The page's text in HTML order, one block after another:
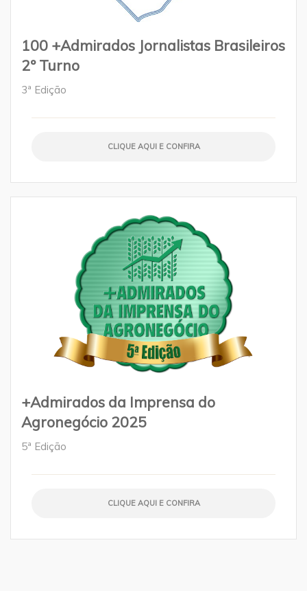
100 +Admirados Jornalistas Brasileiros
2º Turno
3ª Edição
CLIQUE AQUI E CONFIRA
+Admirados da Imprensa do
Agronegócio 2025
5ª Edição
CLIQUE AQUI E CONFIRA